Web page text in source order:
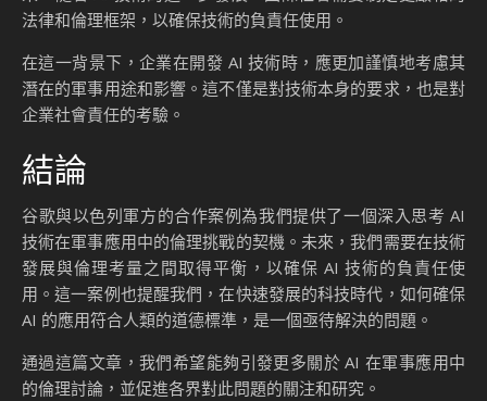
法律和倫理框架，以確保技術的負責任使用。
在這一背景下，企業在開發 AI 技術時，應更加謹慎地考慮其
潛在的軍事用途和影響。這不僅是對技術本身的要求，也是對
企業社會責任的考驗。
結論
谷歌與以色列軍方的合作案例為我們提供了一個深入思考 AI
技術在軍事應用中的倫理挑戰的契機。未來，我們需要在技術
發展與倫理考量之間取得平衡，以確保 AI 技術的負責任使
用。這一案例也提醒我們，在快速發展的科技時代，如何確保
AI 的應用符合人類的道德標準，是一個亟待解決的問題。
通過這篇文章，我們希望能夠引發更多關於 AI 在軍事應用中
的倫理討論，並促進各界對此問題的關注和研究。